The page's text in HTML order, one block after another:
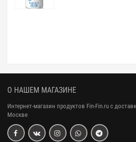
О НАШЕМ МАГАЗИНЕ
Интернет-магазин продуктов Fin-Fin.ru с
Москве